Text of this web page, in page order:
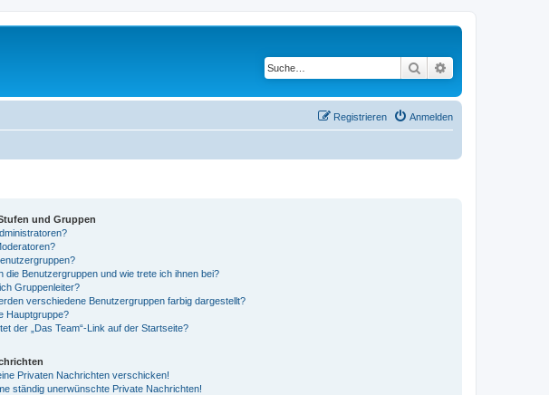
Suche
Anmelden
Registrieren
und Gruppen
die Benutzergruppen und wie trete ich ihnen bei?
Gruppenleiter?
verschiedene Benutzergruppen farbig dargestellt?
Hauptgruppe?
der „Das Team“-Link auf der Startseite?
Privaten Nachrichten verschicken!
ständig unerwünschte Private Nachrichten!